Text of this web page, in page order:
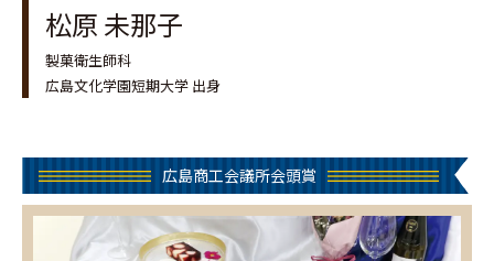
松原 未那子
製菓衛生師科
広島文化学園短期大学 出身
広島商工会議所会頭賞